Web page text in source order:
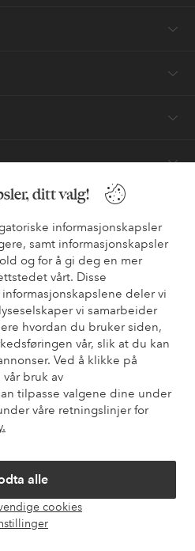
ditt valg!
informasjonskapsler
samt informasjonskapsler
og for å gi deg en mer
vårt. Disse
deler vi
vi samarbeider
hvordan du bruker siden,
vår, slik at du kan
Ved å klikke på
bruk av
tilpasse valgene dine under
våre retningslinjer for
alle
cookies
direkte eller del opp
våre betalingsalternativer?
elpy
- Velg land
Pinterest Youtube